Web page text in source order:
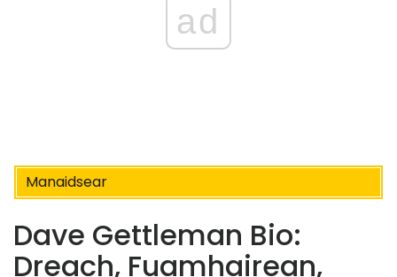
ad
Manaidsear
Dave Gettleman Bio:
Dreach, Fuamhairean,